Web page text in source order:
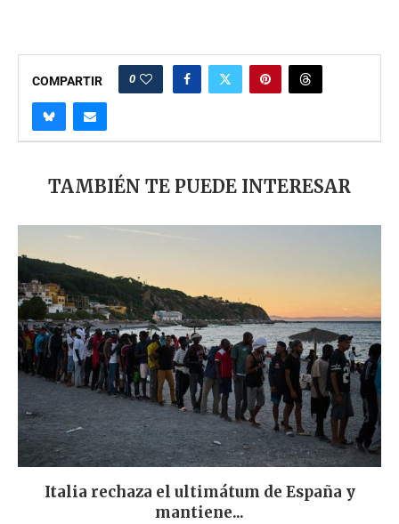
COMPARTIR 0
TAMBIÉN TE PUEDE INTERESAR
Italia rechaza el ultimátum de España y
mantiene...